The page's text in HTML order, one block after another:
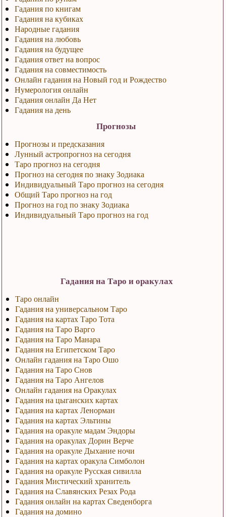
Гадания по книгам
Гадания на кубиках
Народные гадания
Гадания на любовь
Гадания на будущее
Гадания ответ на вопрос
Гадания на совместимость
Онлайн гадания на Новый год и Рождество
Нумерология онлайн
Гадания онлайн Да Нет
Гадания на день
Прогнозы
Прогнозы и предсказания
Лунный астропрогноз на сегодня
Таро прогноз на сегодня
Прогноз на сегодня по знаку Зодиака
Индивидуальный Таро прогноз на сегодня
Общий Таро прогноз на год
Прогноз на год по знаку Зодиака
Индивидуальный Таро прогноз на год
Гадания на Таро и оракулах
Таро онлайн
Гадания на универсальном Таро
Гадания на картах Таро Тота
Гадания на Таро Варго
Гадания на Таро Манара
Гадания на Египетском Таро
Онлайн гадания на Таро Ошо
Гадания на Таро Снов
Гадания на Таро Ангелов
Онлайн гадания на Оракулах
Гадания на цыганских картах
Гадания на картах Ленорман
Гадания на картах Эльтины
Гадания на оракуле мадам Эндоры
Гадания на оракулах Дорин Верче
Гадания на оракуле Дыхание ночи
Гадания на картах оракула Симболон
Гадания на оракуле Русская сивилла
Гадания Мистический хранитель
Гадания на Славянских Резах Рода
Гадания онлайн на картах Сведенборга
Гадания на домино